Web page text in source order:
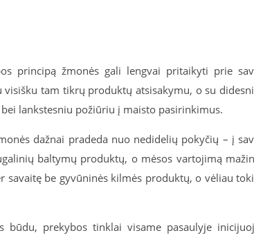
principą žmonės gali lengvai pritaikyti prie
tam tikrų produktų atsisakymu, o su
lankstesniu požiūriu į maisto pasirinkimus.
dažnai pradeda nuo nedidelių pokyčių – į
baltymų produktų, o mėsos vartojimą
savaitę be gyvūninės kilmės produktų, o vėliau
prekybos tinklai visame pasaulyje